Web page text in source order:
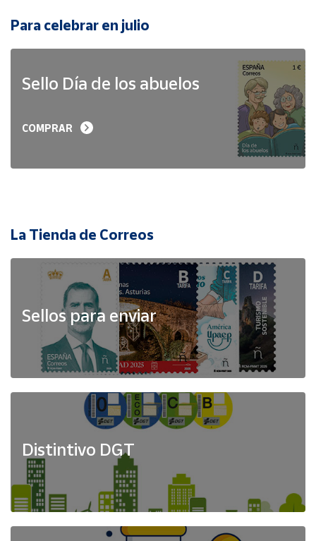
Para celebrar en julio
Sello Día de los abuelos
COMPRAR
La Tienda de Correos
Sellos para enviar
Distintivo DGT